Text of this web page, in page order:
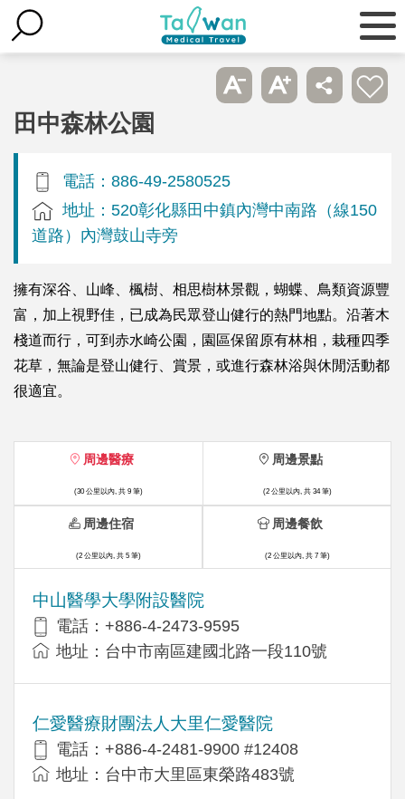
田中森林公園
電話：886-49-2580525
地址：520彰化縣田中鎮內灣中南路（線150
道路）內灣鼓山寺旁
擁有深谷、山峰、楓樹、相思樹林景觀，蝴蝶、鳥類資源豐
富，加上視野佳，已成為民眾登山健行的熱門地點。沿著木
棧道而行，可到赤水崎公園，園區保留原有林相，栽種四季
花草，無論是登山健行、賞景，或進行森林浴與休閒活動都
很適宜。
周邊醫療
(30 公里以內, 共 9 筆)
中山醫學大學附設醫院
電話：+886-4-2473-9595
地址：台中市南區建國北路一段110號
仁愛醫療財團法人大里仁愛醫院
電話：+886-4-2481-9900 #12408
地址：台中市大里區東榮路483號
周邊景點
(2 公里以內, 共 34 筆)
周邊住宿
(2 公里以內, 共 5 筆)
周邊餐飲
(2 公里以內, 共 7 筆)